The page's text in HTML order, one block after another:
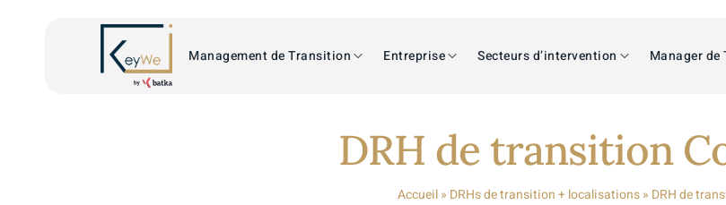
Management de Transition Entreprise Secteurs d’intervention Manager
DRH de transition
Accueil» DRHs de transition + localisations» DRH de